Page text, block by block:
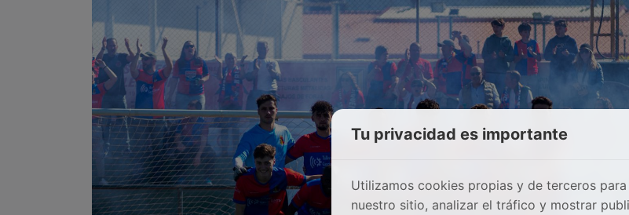
Tu privacidad es importante
Utilizamos cookies propias y de terceros
nuestro sitio, analizar el tráfico y mostrar